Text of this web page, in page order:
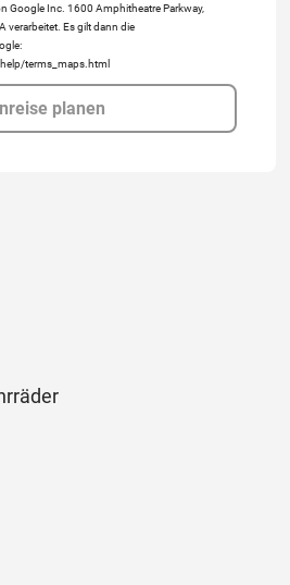
Google Inc. 1600 Amphitheatre Parkway,
verarbeitet. Es gilt dann die
terms_maps.html
planen